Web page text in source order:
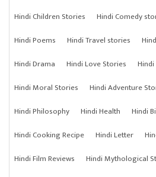
Hindi Children Stories
Hindi Comedy
Hindi Poems
Hindi Travel stories
Hindi Drama
Hindi Love Stories
Hindi Moral Stories
Hindi Adventure
Hindi Philosophy
Hindi Health
Hindi
Hindi Cooking Recipe
Hindi Letter
Hindi Film Reviews
Hindi Mythological